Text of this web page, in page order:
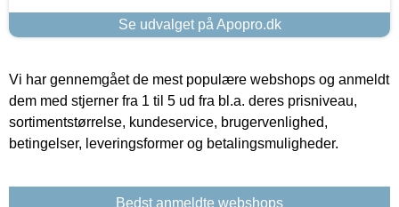
Se udvalget på Apopro.dk
Vi har gennemgået de mest populære webshops og anmeldt
dem med stjerner fra 1 til 5 ud fra bl.a. deres prisniveau,
sortimentstørrelse, kundeservice, brugervenlighed,
betingelser, leveringsformer og betalingsmuligheder.
Bedst anmeldte webshops